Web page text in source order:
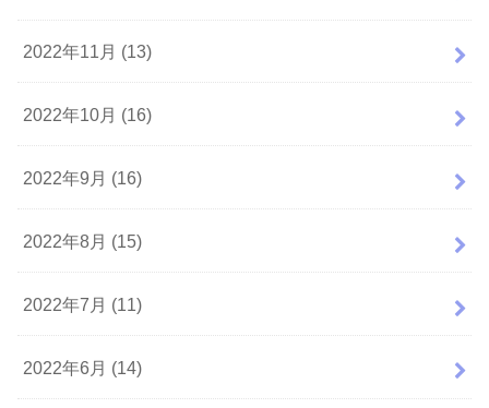
2022年11月 (13)
2022年10月 (16)
2022年9月 (16)
2022年8月 (15)
2022年7月 (11)
2022年6月 (14)